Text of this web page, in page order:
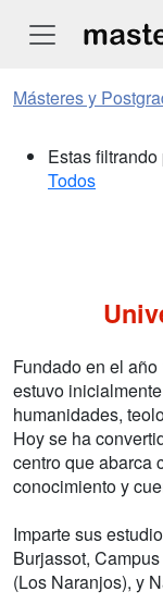
Másteres y
Estas
Todos
Fundado en el
estuvo
humanidades,
Hoy se ha
centro que abarca
conocimiento y
Imparte sus
Burjassot,
(Los Naranjos), y